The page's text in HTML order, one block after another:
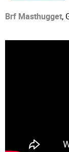
Brf Masthugget,